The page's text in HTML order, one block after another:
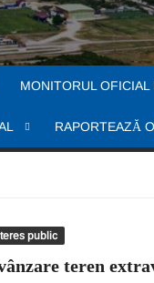
MONITORUL OFICIAL
RAPORTEAZĂ
public
teren